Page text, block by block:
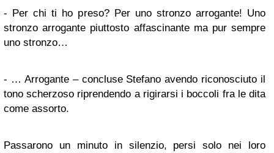
- Per chi ti ho preso? Per uno stronzo arrogante! Uno
stronzo arrogante piuttosto affascinante ma pur sempre
uno stronzo…
- … Arrogante – concluse Stefano avendo riconosciuto il
tono scherzoso riprendendo a rigirarsi i boccoli fra le dita
come assorto.
Passarono un minuto in silenzio, persi solo nei loro